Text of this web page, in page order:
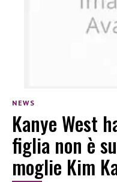
NEWS
Kanye West
figlia non è
moglie Kim